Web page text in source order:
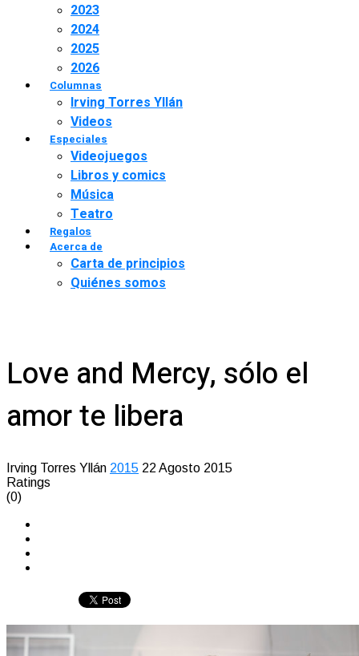
2023
2024
2025
2026
Columnas
Irving Torres Yllán
Videos
Especiales
Videojuegos
Libros y comics
Música
Teatro
Regalos
Acerca de
Carta de principios
Quiénes somos
Love and Mercy, sólo el
amor te libera
Irving Torres Yllán 2015 22 Agosto 2015
Ratings
(0)